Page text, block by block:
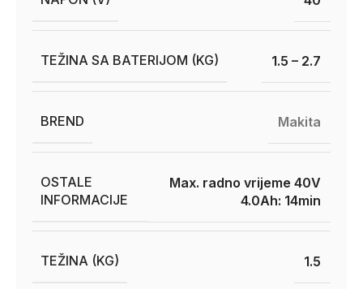
TEŽINA SA BATERIJOM (KG) 1.5 – 2.7
BREND Makita
OSTALE
INFORMACIJE
Max. radno vrijeme 40V
4.0Ah: 14min
TEŽINA (KG) 1.5